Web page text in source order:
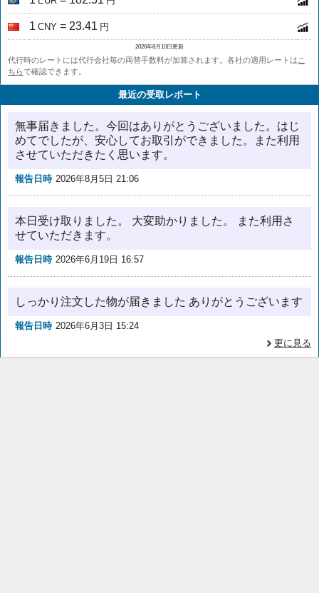
1 CNY = 23.41 円
2026年8月10日更新
代行時のレートには代行会社毎の両替手数料が加算されます。各社の適用レートは こ
ちらで確認できます。
最近の受取レポート
無事届きました。今回はありがとうございました。はじ
めてでしたが、安心してお取引ができました。また利用
させていただきたく思います。
報告日時 2026年8月5日 21:06
本日受け取りました。 大変助かりました。 また利用さ
せていただきます。
報告日時 2026年6月19日 16:57
しっかり注文した物が届きました ありがとうございます
報告日時 2026年6月3日 15:24
更に見る